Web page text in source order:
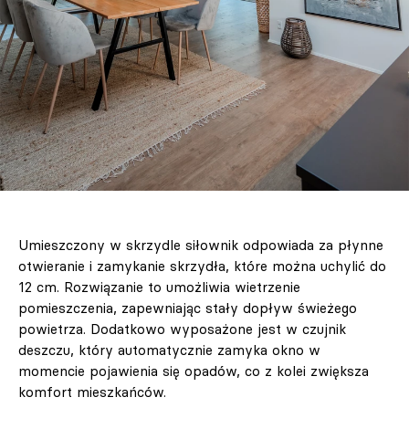
Umieszczony w skrzydle siłownik odpowiada za płynne
otwieranie i zamykanie skrzydła, które można uchylić do
12 cm. Rozwiązanie to umożliwia wietrzenie
pomieszczenia, zapewniając stały dopływ świeżego
powietrza. Dodatkowo wyposażone jest w czujnik
deszczu, który automatycznie zamyka okno w
momencie pojawienia się opadów, co z kolei zwiększa
komfort mieszkańców.